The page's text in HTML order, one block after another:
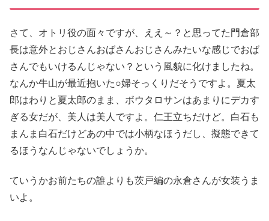
さて、オトリ役の面々ですが、ええ～？と思ってた門倉部
長は意外とおじさんおばさんおじさんみたいな感じでおば
さんでもいけるんじゃない？という風貌に化けましたね。
なんか牛山が最近抱いた○婦そっくりだそうですよ。夏太
郎はわりと夏太郎のまま、ボウタロサンはあまりにデカす
ぎる女だが、美人は美人ですよ。仁王立ちだけど。白石も
まんま白石だけどあの中では小柄なほうだし、擬態できて
るほうなんじゃないでしょうか。
ていうかお前たちの誰よりも茨戸編の永倉さんが女装うま
いよ。